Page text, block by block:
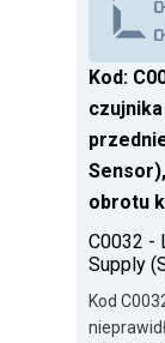
Kod:
obrotu
C0032 -
Supply
Kod